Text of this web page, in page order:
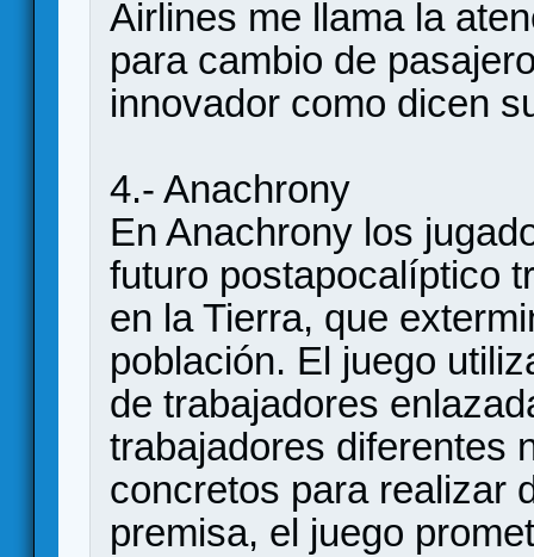
Airlines me llama la
para cambio de
innovador como dicen
4.- Anachrony
En Anachrony los
futuro postapocalíptico
en la Tierra, que
población. El juego
de trabajadores
trabajadores diferentes
concretos para realizar
premisa, el juego